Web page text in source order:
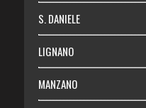
S. DANIELE
LIGNANO
MANZANO